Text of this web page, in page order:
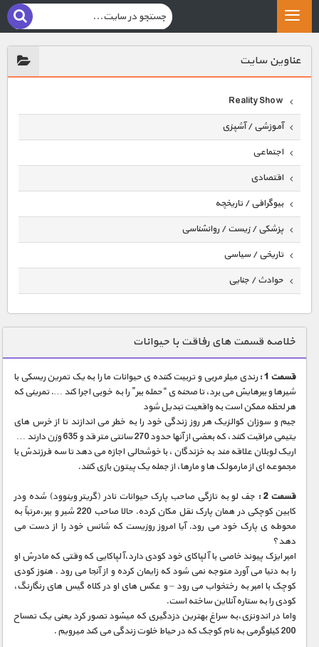
عناوين سايت
Reality Show
آموزشی / آشپزی
اجتماعی
اقتصادی
بیوگرافی / تاریخچه
پزشکی / زیست / روانشناسی
تاریخی / سیاسی
حوادث / جنایی
دنیای خوراکی ها
زمین شناسی / محیط زیست
سازه/ معماری/ مهندسی
سرگرمی
شناخت کودکان
طبیعت
فرهنگ / هنر
کیهان / نجوم
گردشگری
ماورایی
مسابقات / ورزشی
مستند های اختصاصی
خلاصه قسمت های رفاقت با حیوانات
قسمت 1 :
رندی میلر مربی و تربیت کننده ی حیوانات ما را به یک تمرین ریسکی با
شیرها و ببرهایش می برد، تا صحنه ی “حمله ببر” را به خوبی اجرا کند …. تمرینی که
هر لحظه ممکن است به واقعیت تبدیل شود
جیم و سوزان کوالزیک هر روز زندگی خود را به خطر می اندازند تا از خرس های
یتیمی مراقبت کنند، که بعضی از آنها حدود 270 سانتی متر قد و 635 وزن دارند …
اریک لوبلان علاقه مند به خزندگان ، با خوشحالی اجازه می دهد تا سه فرزندش با
مجموعه ای از مارمولک ها و مارها، از جمله یک پیتون بازی کنند.
قسمت 2 :
جف لو به تازگی صاحب پارک حیوانات نادر (گریتر وینوود) شده ودر
کابین کوچکی در همان پارک نقل مکان کرده. حالا صاحب 220 شیر و ببر،مرتباً به
محوطه ی پارک خود می رود. آیا امروز روزیست که شانس خود را از دست می
دهد؟
امبر ایزک پیوند خاصی با آلپاکای خود کودی دارد،آلپاکایی که وقتی که مادرش او
را به دنیا می آورد متوجه نمی شود که زایمان کرده و از آنجا می رود . هنوز کودی
کوچک با امبر به رختخواب می رود – و عکس های او در کلاه گیس های رنگارنگ،
کودی را به ستاره آنلاین ساخته است.
واما در اندونزی،به سراغ بهترین دزدگیری که میشود تصور کرد یعنی یک تمساح
200 کیلوگرمی به نام کوجک که در حیاط خلوت زندگی می کند میرویم .